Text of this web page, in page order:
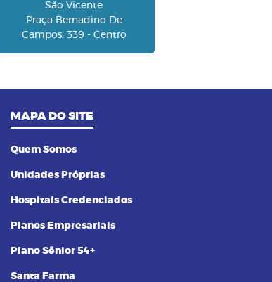
São Vicente
Praça Bernadino De
Campos, 339 - Centro
MAPA DO SITE
Quem Somos
Unidades Próprias
Hospitais Credenciados
Planos Empresariais
Plano Sênior 54+
Santa Farma